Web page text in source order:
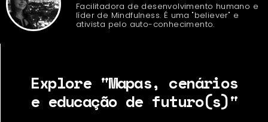
Facilitadora de desenvolvimento humano e
líder de Mindfulness. É uma "believer" e
ativista pelo auto-conhecimento.
Explore "Mapas, cenários
e educação de futuro(s)"